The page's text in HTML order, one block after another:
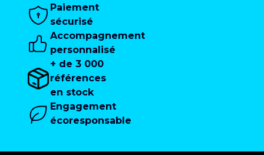
Paiement
sécurisé
Accompagnement
personnalisé
+ de 3 000
références
en stock
Engagement
écoresponsable